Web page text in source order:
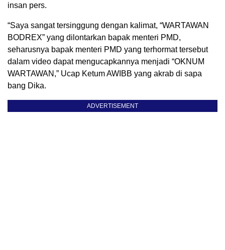
insan pers.
“Saya sangat tersinggung dengan kalimat, “WARTAWAN
BODREX” yang dilontarkan bapak menteri PMD,
seharusnya bapak menteri PMD yang terhormat tersebut
dalam video dapat mengucapkannya menjadi “OKNUM
WARTAWAN,” Ucap Ketum AWIBB yang akrab di sapa
bang Dika.
ADVERTISEMENT